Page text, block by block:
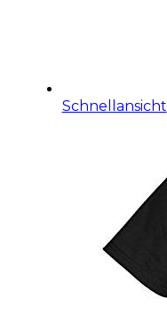
Schnellansicht